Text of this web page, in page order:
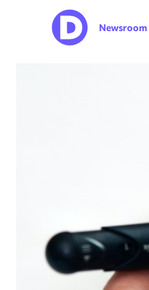
Newsroom